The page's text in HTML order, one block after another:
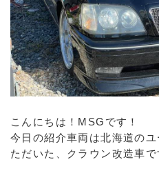
こんにちは！MSGです！
今日の紹介車両は北海道の
ただいた、クラウン改造車で